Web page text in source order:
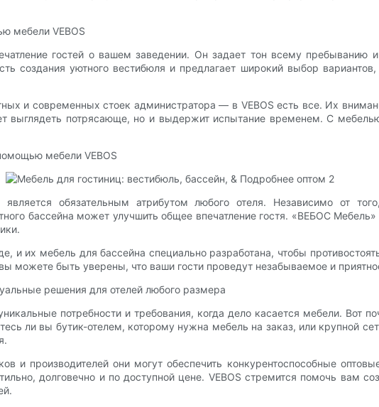
мебели VEBOS
гостей о вашем заведении. Он задает тон всему пребыванию
создания уютного вестибюля и предлагает широкий выбор
и современных стоек администратора — в VEBOS есть все. Их
выглядеть потрясающе, но и выдержит испытание временем. С
мебели VEBOS
является обязательным атрибутом любого отеля. Независимо от
бассейна может улучшить общее впечатление гостя. «ВЕБОС
и их мебель для бассейна специально разработана, чтобы
можете быть уверены, что ваши гости проведут незабываемое и
решения для отелей любого размера
потребности и требования, когда дело касается мебели. Вот
ли вы бутик-отелем, которому нужна мебель на заказ, или крупной
и производителей они могут обеспечить конкурентоспособные
долговечно и по доступной цене. VEBOS стремится помочь вам